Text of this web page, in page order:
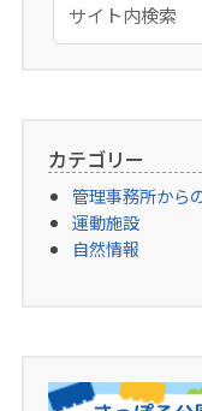
カテゴリー
管理事務所から
運動施設
自然情報